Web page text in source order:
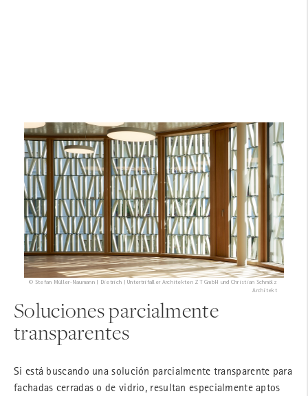
© Stefan Müller-Naumann | Dietrich | Untertrifaller Architekten ZT GmbH und Christian Schmölz
Architekt
Soluciones parcialmente
transparentes
Si está buscando una solución parcialmente transparente para
fachadas cerradas o de vidrio, resultan especialmente aptos